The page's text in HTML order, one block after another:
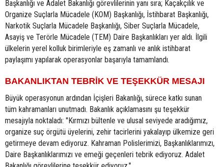
Başkanlığı ve Adalet Bakanlığı görevlilerinin yanı sıra; Kaçakçılık ve
Organize Suçlarla Mücadele (KOM) Başkanlığı, İstihbarat Başkanlığı,
Narkotik Suçlarla Mücadele Başkanlığı, Siber Suçlarla Mücadele,
Asayiş ve Terörle Mücadele (TEM) Daire Başkanlıkları yer aldı. İlgili
ülkelerin yerel kolluk birimleriyle eş zamanlı ve anlık istihbarat
paylaşımı yapılarak operasyonlar başarıyla tamamlandı.
BAKANLIKTAN TEBRİK VE TEŞEKKÜR MESAJI
Büyük operasyonun ardından İçişleri Bakanlığı, sürece katkı sunan
tüm kahramanları unutmadı. Bakanlık açıklamasını şu teşekkür
mesajıyla noktaladı: "Kırmızı bültenle ve ulusal seviyede aradığımız,
organize suç örgütü üyelerini, zehir tacirlerini yakalayıp ülkemize geri
getirmeye devam ediyoruz. Kahraman Polislerimizi, Başkanlıklarımızı,
Daire Başkanlıklarımızı ve emeği geçenleri tebrik ediyoruz. Adalet